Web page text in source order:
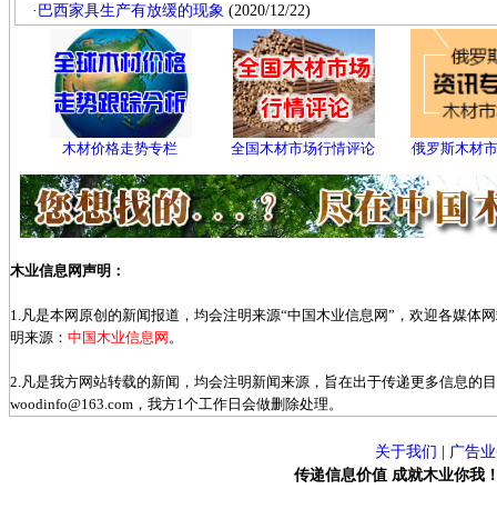
· 巴西家具生产有放缓的现象 (2020/12/22)
木材价格走势专栏 全国木材市场行情评论 俄罗斯木材
木业信息网声明：
1.凡是本网原创的新闻报道，均会注明来源“中国木业信息网”，欢迎各媒体
明来源： 中国木业信息网 。
2.凡是我方网站转载的新闻，均会注明新闻来源，旨在出于传递更多信息的
woodinfo@163.com，我方1个工作日会做删除处理。
关于我们
广告
传递信息价值 成就木业你我